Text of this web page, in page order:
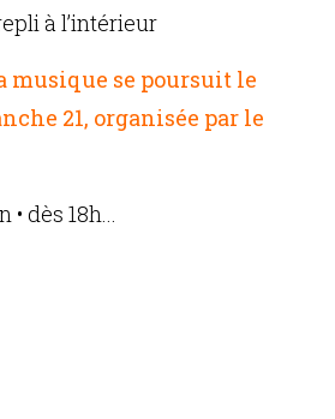
à l’intérieur
musique se poursuit le
21, organisée par le
dès 18h...